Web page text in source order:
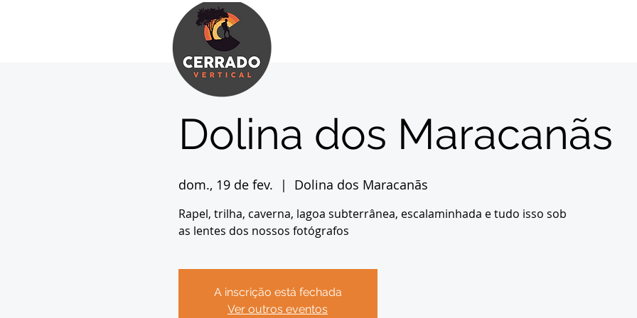
Dolina dos Maracanãs
dom., 19 de fev.
  |
Dolina dos Maracanãs
Rapel, trilha, caverna, lagoa subterrânea, escalaminhada e tudo isso sob
as lentes dos nossos fotógrafos
A inscrição está fechada
Ver outros eventos